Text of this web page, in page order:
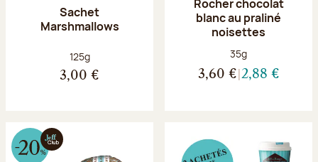
Sachet
Marshmallows
Poids net :
125g
3,00 €
Rocher chocolat
blanc au praliné
noisettes
Poids net :
35g
3,60 € 2,88 €